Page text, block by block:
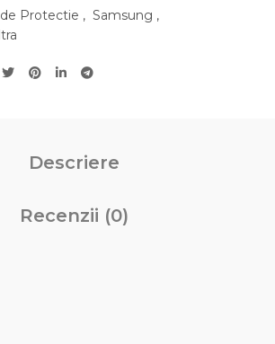
de Protectie , Samsung ,
Descriere
Recenzii (0)